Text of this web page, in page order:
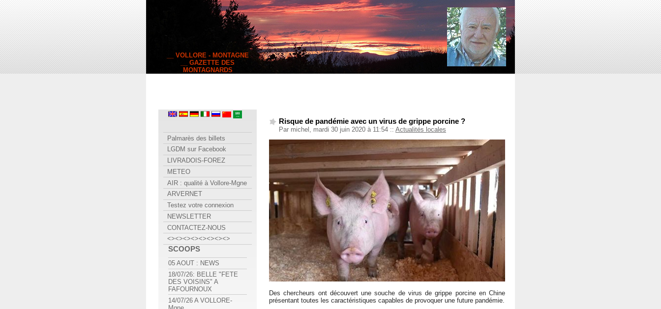
__ VOLLORE - MONTAGNE
__ GAZETTE DES
MONTAGNARDS
Risque de pandémie avec un virus de grippe porcine ?
Par michel, mardi 30 juin 2020 à 11:54 :: Actualités locales
Des chercheurs ont découvert une souche de virus de grippe porcine en Chine
présentant toutes les caractéristiques capables de provoquer une future pandémie.
Palmarès des billets
LGDM sur Facebook
LIVRADOIS-FOREZ
METEO
AIR : qualité à Vollore-Mgne
ARVERNET
Testez votre connexion
NEWSLETTER
CONTACTEZ-NOUS
<><><><><><><><>
SCOOPS
05 AOUT : NEWS
18/07/26: BELLE "FETE
DES VOISINS" A
FAFOURNOUX
14/07/26 A VOLLORE-